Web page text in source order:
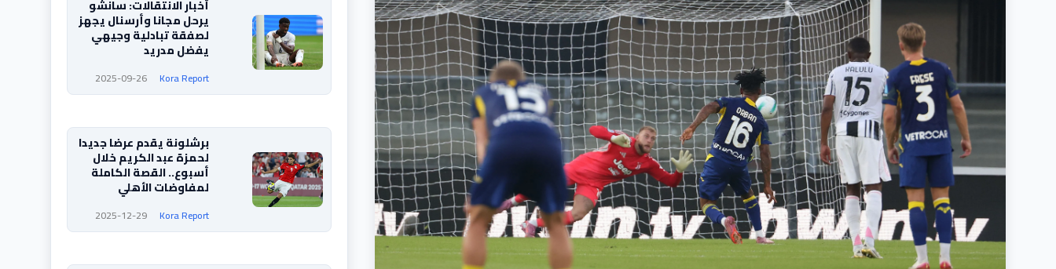
أخبار الانتقالات: سانشو
يرحل مجانا وأرسنال يجهز
لصفقة تبادلية وجيهي
يفضل مدريد
Kora Report
2025-09-26
برشلونة يقدم عرضا جديدا
لحمزة عبد الكريم خلال
أسبوع.. القصة الكاملة
لمفاوضات الأهلي
Kora Report
2025-12-29